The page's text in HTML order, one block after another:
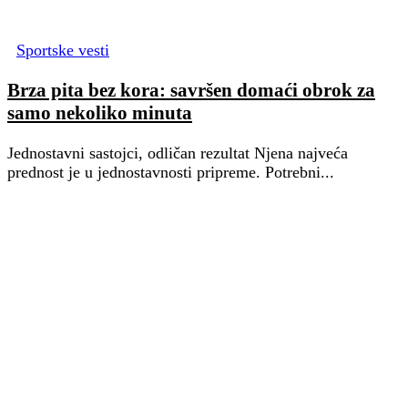
Sportske vesti
Brza pita bez kora: savršen domaći obrok za
samo nekoliko minuta
Jednostavni sastojci, odličan rezultat Njena najveća
prednost je u jednostavnosti pripreme. Potrebni...